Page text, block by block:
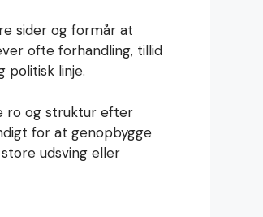
sider og formår at
ofte forhandling, tillid
linje.
ro og struktur efter
for at genopbygge
udsving eller